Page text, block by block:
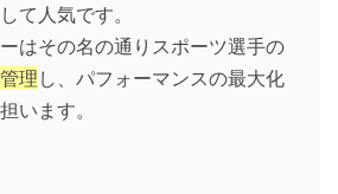
て人気です。
はその名の通りスポーツ選手の
理 し、パフォーマンスの最大化
います。